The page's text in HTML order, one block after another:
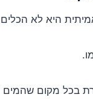
היא לא
בכל מקום שהמים